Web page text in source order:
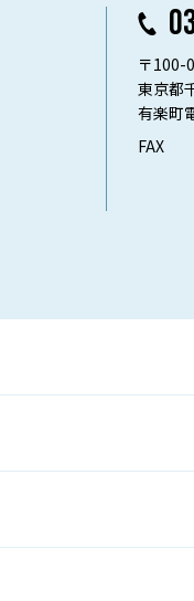
〒100-
東京都
有楽町
FAX